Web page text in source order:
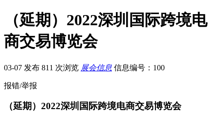
（延期）2022深圳国际跨境电
商交易博览会
03-07 发布 811 次浏览 展会信息 信息编号：100
报错/举报
（延期）2022深圳国际跨境电商交易博览会